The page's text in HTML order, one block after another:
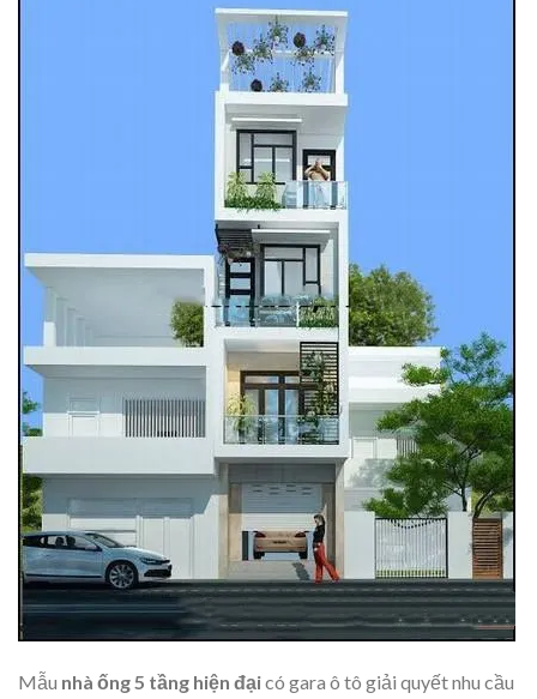
Mẫu nhà ống 5 tầng hiện đạicó gara ô tô giải quyết nhu cầu